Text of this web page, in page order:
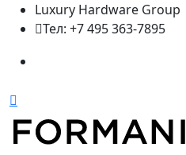
Luxury Hardware Group
Тел: +7 495 363-7895